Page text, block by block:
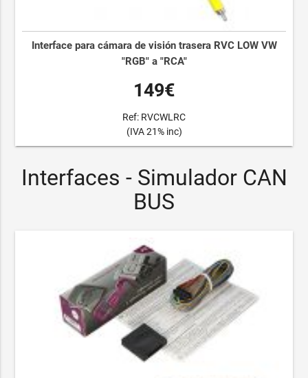
Interface para cámara de visión trasera RVC LOW VW
"RGB" a "RCA"
149€
Ref: RVCWLRC
(IVA 21% inc)
Interfaces - Simulador CAN
BUS